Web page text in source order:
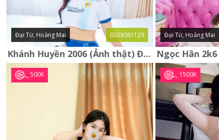
Đại Từ, Hoàng Mai 0328061129
Khánh Huyền 2006 (Ảnh thật) Đại từ - Hoàng Mai
Đại Từ, Hoàng Mai
500K 1500K